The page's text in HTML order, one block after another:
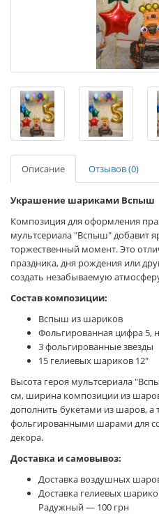
Описание Отзывов (0)
Украшение шариками Вспыш
Композиция для оформления
мультсериала "Вспыш" добавит
торжественный момент. Это
праздника, дня рождения или
создать незабываемую
Состав композиции:
Вспыш из шариков
Фольгированная цифра 5,
3 фольгированные звезды
15 гелиевых шариков 12"
Высота героя мультсериала
см, ширина композиции из
дополнить букетами из шаров, а
фольгированными шарами для
декора.
Доставка и самовывоз:
Доставка воздушных
Доставка гелиевых
Радужный — 100 грн